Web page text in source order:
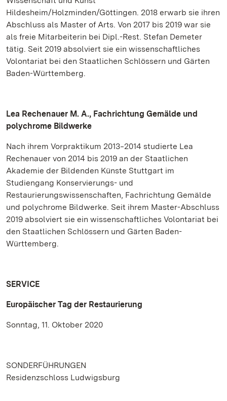
Hildesheim/Holzminden/Göttingen. 2018 erwarb sie ihren
Abschluss als Master of Arts. Von 2017 bis 2019 war sie
als freie Mitarbeiterin bei Dipl.-Rest. Stefan Demeter
tätig. Seit 2019 absolviert sie ein wissenschaftliches
Volontariat bei den Staatlichen Schlössern und Gärten
Baden-Württemberg.
Lea Rechenauer M. A., Fachrichtung Gemälde und
polychrome Bildwerke
Nach ihrem Vorpraktikum 2013‒2014 studierte Lea
Rechenauer von 2014 bis 2019 an der Staatlichen
Akademie der Bildenden Künste Stuttgart im
Studiengang Konservierungs- und
Restaurierungswissenschaften, Fachrichtung Gemälde
und polychrome Bildwerke. Seit ihrem Master-Abschluss
2019 absolviert sie ein wissenschaftliches Volontariat bei
den Staatlichen Schlössern und Gärten Baden-
Württemberg.
SERVICE
Europäischer Tag der Restaurierung
Sonntag, 11. Oktober 2020
SONDERFÜHRUNGEN
Residenzschloss Ludwigsburg